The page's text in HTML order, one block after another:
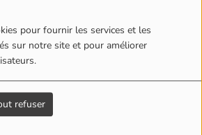
pour fournir les services et les
sur notre site et pour améliorer
refuser